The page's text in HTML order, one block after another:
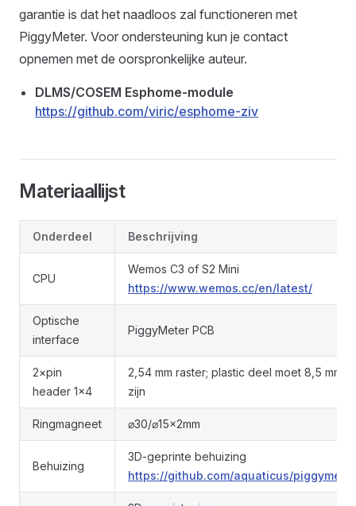
garantie is dat het naadloos zal functioneren met
PiggyMeter. Voor ondersteuning kun je contact
opnemen met de oorspronkelijke auteur.
DLMS/COSEM Esphome-module
https://github.com/viric/esphome-ziv
Materiaallijst
Onderdeel Beschrijving
CPU
Wemos C3 of S2 Mini
https://www.wemos.cc/en/latest/
Optische
interface
PiggyMeter PCB
2×pin
header 1×4
2,54 mm raster; plastic deel moet 8,5 mm
zijn
Ringmagneet ⌀30/⌀15×2mm
Behuizing
3D-geprinte behuizing
https://github.com/aquaticus/